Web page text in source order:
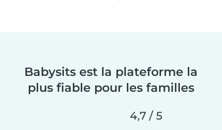
Babysits est la plateforme la
plus fiable pour les familles
4,7 / 5